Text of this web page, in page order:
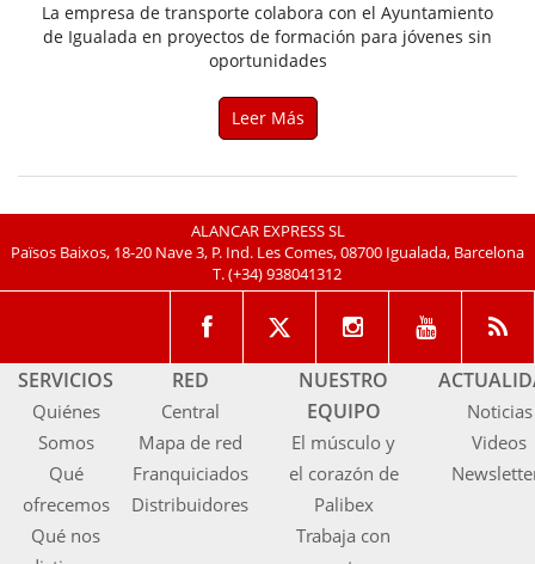
La empresa de transporte colabora con el Ayuntamiento
de Igualada en proyectos de formación para jóvenes sin
oportunidades
Leer Más
ALANCAR EXPRESS SL
Països Baixos, 18-20 Nave 3, P. Ind. Les Comes, 08700 Igualada, Barcelona
T.(+34) 938041312
SERVICIOS
Quiénes
Somos
Qué
ofrecemos
Qué nos
RED
Central
Mapa de red
Franquiciados
Distribuidores
NUESTRO
EQUIPO
El músculo y
el corazón de
Palibex
Trabaja con
Noticias
Videos